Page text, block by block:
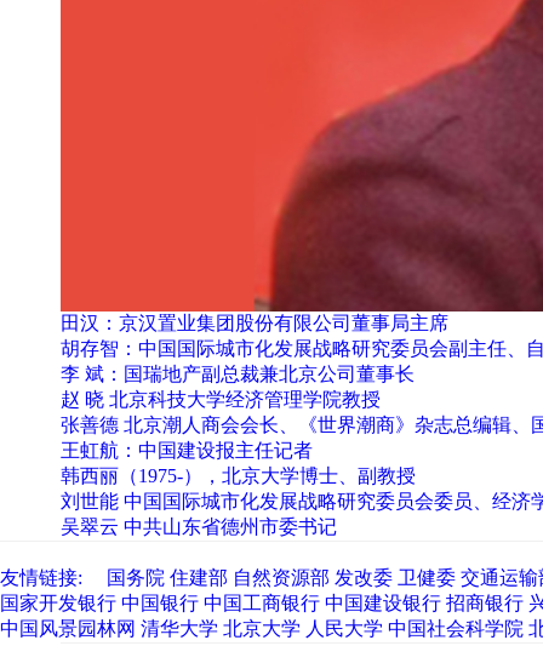
田汉：京汉置业集团股份有限公司董事局主席
胡存智：中国国际城市化发展战略研究委员会副主任、
李 斌：国瑞地产副总裁兼北京公司董事长
赵 晓 北京科技大学经济管理学院教授
张善德 北京潮人商会会长、《世界潮商》杂志总编辑、
王虹航：中国建设报主任记者
韩西丽（1975-），北京大学博士、副教授
刘世能 中国国际城市化发展战略研究委员会委员、经济
吴翠云 中共山东省德州市委书记
友情链接: 国务院 住建部 自然资源部 发改委 卫健委 交通运输
国家开发银行 中国银行 中国工商银行 中国建设银行 招商银行
中国风景园林网 清华大学 北京大学 人民大学 中国社会科学院